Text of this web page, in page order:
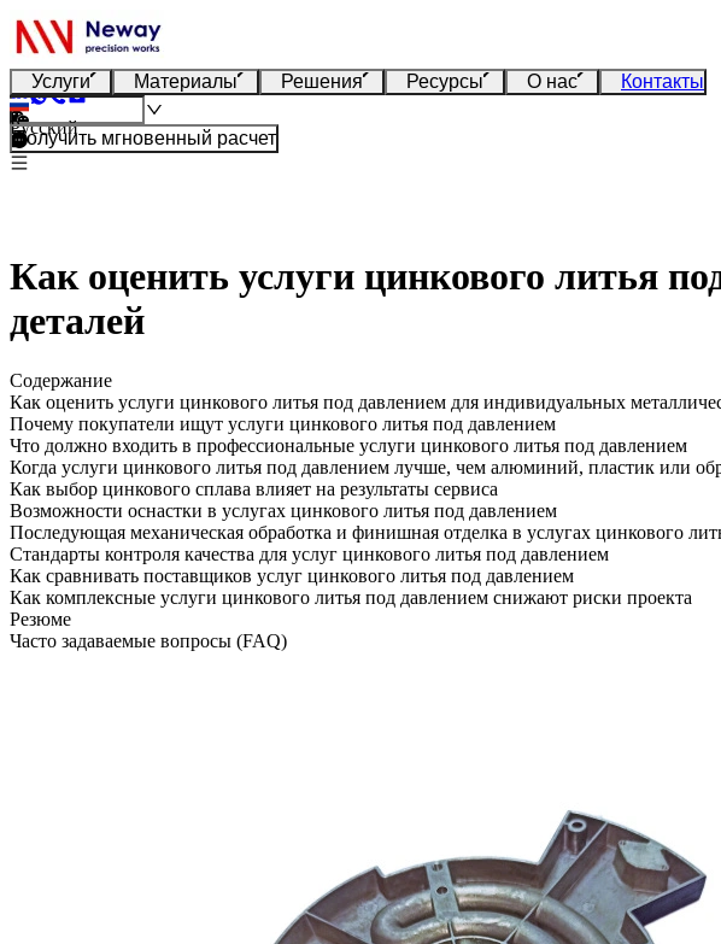
Услуги Материалы Решения Ресурсы О нас Контакты
Русский
Получить мгновенный расчет
Как оценить услуги цинкового литья
деталей
Содержание
Как оценить услуги цинкового литья под давлением для индивидуальных
Почему покупатели ищут услуги цинкового литья под давлением
Что должно входить в профессиональные услуги цинкового литья под давлением
Когда услуги цинкового литья под давлением лучше, чем алюминий, пластик или
Как выбор цинкового сплава влияет на результаты сервиса
Возможности оснастки в услугах цинкового литья под давлением
Последующая механическая обработка и финишная отделка в услугах цинкового
Стандарты контроля качества для услуг цинкового литья под давлением
Как сравнивать поставщиков услуг цинкового литья под давлением
Как комплексные услуги цинкового литья под давлением снижают риски проекта
Резюме
Часто задаваемые вопросы (FAQ)